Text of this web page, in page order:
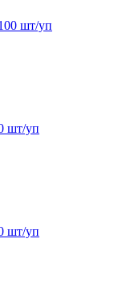
шт/уп
шт/уп
шт/уп